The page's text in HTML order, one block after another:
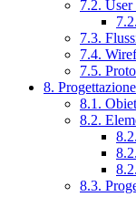
7.2. User
7.3.
7.4.
7.5.
8.
8.1.
8.2.
8.3.